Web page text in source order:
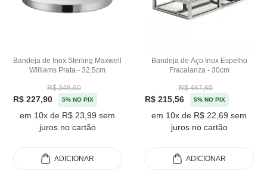
Bandeja de Inox Sterling Maxwell
Williams Prata - 32,5cm
R$ 348,60
R$ 227,90 5% NO PIX
em 10x de R$ 23,99 sem
juros no cartão
ADICIONAR
Bandeja de Aço Inox Espelho
Fracalanza - 30cm
R$ 467,60
R$ 215,56 5% NO PIX
em 10x de R$ 22,69 sem
juros no cartão
ADICIONAR